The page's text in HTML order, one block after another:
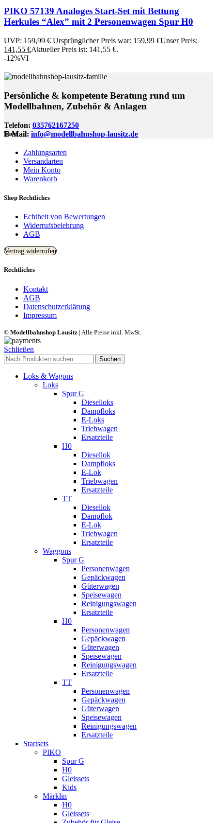
PIKO 57139 Analoges Start-Set mit Bettung
Herkules “Alex” mit 2 Personenwagen Spur H0
UVP: 159,99€ Ursprünglicher Preis war: 159,99 €Unser Preis:
141,55 €Aktueller Preis ist: 141,55 €.
-12%VI
Persönliche & kompetente Beratung rund um
Modellbahnen, Zubehör & Anlagen
Telefon: 035762167250
E-Mail: info@modellbahnshop-lausitz.de
Shop
Zahlungsarten
Versandarten
Mein Konto
Warenkorb
Shop Rechtliches
Echtheit von Bewertungen
Widerrufsbelehrung
AGB
Vertrag widerrufen
Rechtliches
Kontakt
AGB
Datenschutzerklärung
Impressum
© Modellbahnshop Lausitz | Alle Preise inkl. MwSt.
Schließen
Suchen
Loks & Wagons
Loks
Spur G
Dieselloks
Dampfloks
E-Loks
Triebwagen
Ersatzteile
H0
Diesellok
Dampfloks
E-Lok
Triebwagen
Ersatzteile
TT
Diesellok
Dampflok
E-Lok
Triebwagen
Ersatzteile
Waggons
Spur G
Personenwagen
Gepäckwagen
Güterwagen
Speisewagen
Reinigungswagen
Ersatzteile
H0
Personenwagen
Gepäckwagen
Güterwagen
Speisewagen
Reinigungswagen
Ersatzteile
TT
Personenwagen
Gepäckwagen
Güterwagen
Speisewagen
Reinigungswagen
Ersatzteile
Startsets
PIKO
Spur G
H0
Gleissets
Kids
Märklin
H0
Gleissets